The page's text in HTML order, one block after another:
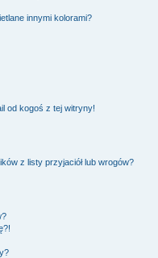
innymi kolorami?
od kogoś z tej witryny!
z listy przyjaciół lub wrogów?